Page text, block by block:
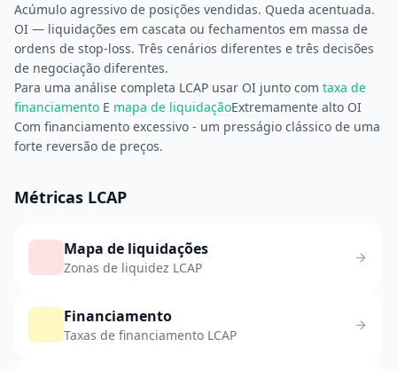
Acúmulo agressivo de posições vendidas. Queda acentuada.
OI — liquidações em cascata ou fechamentos em massa de
ordens de stop-loss. Três cenários diferentes e três decisões
de negociação diferentes.
Para uma análise completa LCAP usar OI junto com taxa de
financiamento E mapa de liquidaçãoExtremamente alto OI
Com financiamento excessivo - um presságio clássico de uma
forte reversão de preços.
Métricas LCAP
Mapa de liquidações
Zonas de liquidez LCAP
Financiamento
Taxas de financiamento LCAP